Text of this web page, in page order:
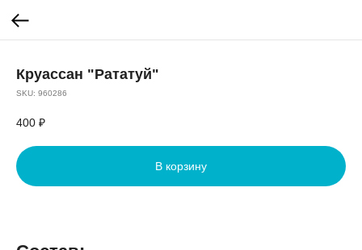
Круассан "Рататуй"
SKU: 960286
400 ₽
В корзину